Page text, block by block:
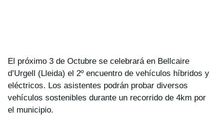
El próximo 3 de Octubre se celebrará en Bellcaire
d’Urgell (Lleida) el 2º encuentro de vehículos híbridos y
eléctricos. Los asistentes podrán probar diversos
vehículos sostenibles durante un recorrido de 4km por
el municipio.